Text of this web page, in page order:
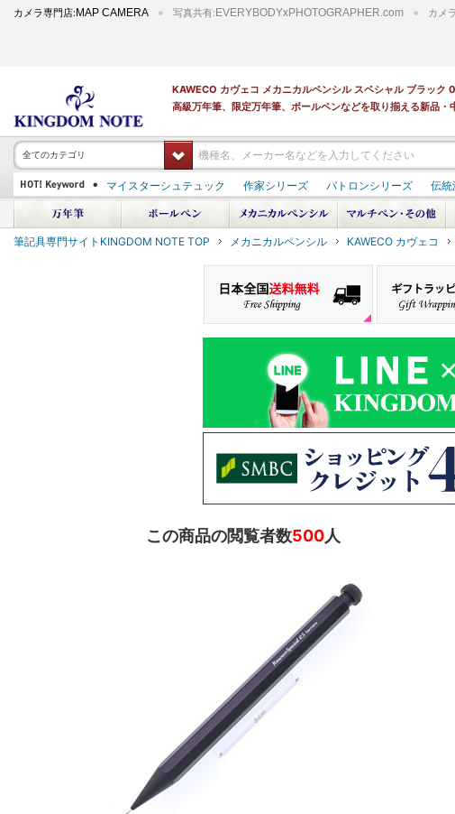
カメラ専門店:MAP CAMERA 写真共有: EVERYBODYxPHOTOGRAPHER.com カメ
KAWECO カヴェコ メカニカルペンシル スペシャル ブラック
高級万年筆、限定万年筆、ボールペンなどを取り揃える新品・
全てのカテゴリ
マイスターシュテュック 作家シリーズ パトロンシリーズ 伝統
PILOT 蒔絵
ダイアミン ボトルインク
筆記具専門サイトKINGDOM NOTE TOP メカニカルペンシル KAWECO カヴェコ
この商品の閲覧者数500人